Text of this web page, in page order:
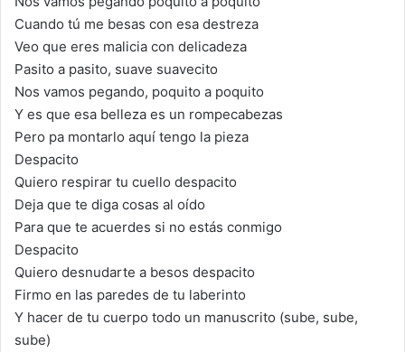
Cuando tú me besas con esa destreza
Veo que eres malicia con delicadeza
Pasito a pasito, suave suavecito
Nos vamos pegando, poquito a poquito
Y es que esa belleza es un rompecabezas
Pero pa montarlo aquí tengo la pieza
Despacito
Quiero respirar tu cuello despacito
Deja que te diga cosas al oído
Para que te acuerdes si no estás conmigo
Despacito
Quiero desnudarte a besos despacito
Firmo en las paredes de tu laberinto
Y hacer de tu cuerpo todo un manuscrito (sube, sube,
sube)